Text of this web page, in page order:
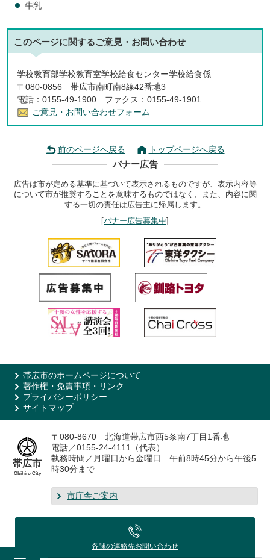
牛乳
このページに関するご意見・お問い合わせ
学校教育部学校教育室学校給食センター学校給食係
〒080-0856 帯広市南町南8線42番地3
電話：0155-49-1900 ファクス：0155-49-1901
ご意見・お問い合わせフォーム
前のページへ戻る トップページへ戻る
バナー広告
広告は市が定める基準に基づいて表示されるものですが、表示内容等
について市が推奨することを意味するものではなく、また、内容に関
する一切の責任は広告主に帰属します。
[バナー広告募集中]
帯広市のホームページについて
著作権・免責事項・リンク
プライバシーポリシー
サイトマップ
帯広市
Obihiro City
〒080-8670 北海道帯広市西5条南7丁目1番地
電話／0155-24-4111（代表）
執務時間／月曜日から金曜日 午前8時45分から午後5
時30分まで
市庁舎ご案内
各課の連絡先お問い合わせ